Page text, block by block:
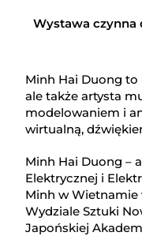
Wystawa czynna
Minh Hai Duong
ale także artysta
modelowaniem i
wirtualną,
Minh Hai Duong –
Elektrycznej i
Minh w Wietnamie
Wydziale Sztuki
Japońskiej